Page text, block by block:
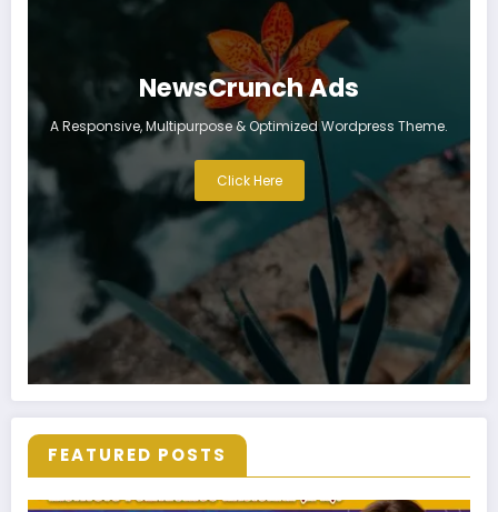
NewsCrunch Ads
A Responsive, Multipurpose & Optimized Wordpress Theme.
Click Here
FEATURED POSTS